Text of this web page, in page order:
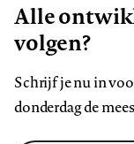
Alle
volgen?
Schrijf je nu in
donderdag de